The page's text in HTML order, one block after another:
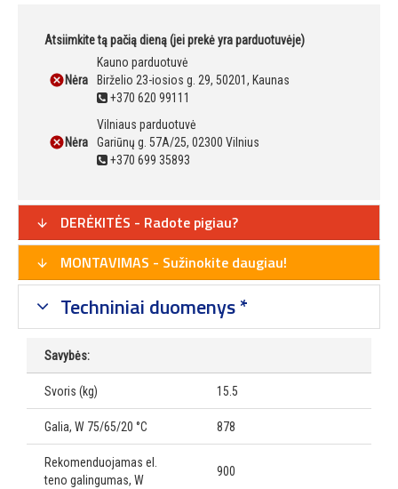
Atsiimkite tą pačią dieną (jei prekė yra parduotuvėje)
Nėra
Kauno parduotuvė
Birželio 23-iosios g. 29, 50201, Kaunas
+370 620 99111
Nėra
Vilniaus parduotuvė
Gariūnų g. 57A/25, 02300 Vilnius
+370 699 35893
DERĖKITĖS - Radote pigiau?
MONTAVIMAS - Sužinokite daugiau!
Techniniai duomenys *
Savybės:
Svoris (kg) 15.5
Galia, W 75/65/20 °C 878
Rekomenduojamas el.
teno galingumas, W
900